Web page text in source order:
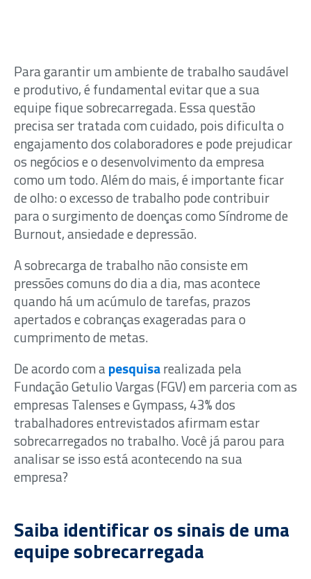
Para garantir um ambiente de trabalho saudável
e produtivo, é fundamental evitar que a sua
equipe fique sobrecarregada. Essa questão
precisa ser tratada com cuidado, pois dificulta o
engajamento dos colaboradores e pode prejudicar
os negócios e o desenvolvimento da empresa
como um todo. Além do mais, é importante ficar
de olho: o excesso de trabalho pode contribuir
para o surgimento de doenças como Síndrome de
Burnout, ansiedade e depressão.
A sobrecarga de trabalho não consiste em
pressões comuns do dia a dia, mas acontece
quando há um acúmulo de tarefas, prazos
apertados e cobranças exageradas para o
cumprimento de metas.
De acordo com apesquisarealizada pela
Fundação Getulio Vargas (FGV) em parceria com as
empresas Talenses e Gympass, 43% dos
trabalhadores entrevistados afirmam estar
sobrecarregados no trabalho. Você já parou para
analisar se isso está acontecendo na sua
empresa?
Saiba identificar os sinais de uma
equipe sobrecarregada